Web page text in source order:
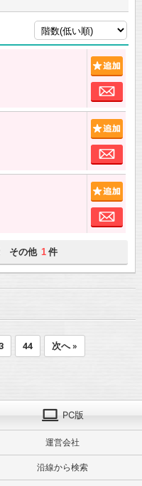
お
お
お
その他 1 件
44 次へ »
PC版
運営会社
沿線から検索